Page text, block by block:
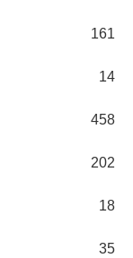
161
14
458
202
18
35